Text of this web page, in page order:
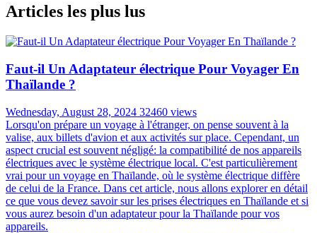
Articles les plus lus
Faut-il Un Adaptateur électrique Pour Voyager En
Thaïlande ?
Wednesday, August 28, 2024 32460 views
Lorsqu'on prépare un voyage à l'étranger, on pense souvent à la
valise, aux billets d'avion et aux activités sur place. Cependant, un
aspect crucial est souvent négligé: la compatibilité de nos appareils
électriques avec le système électrique local. C'est particulièrement
vrai pour un voyage en Thaïlande, où le système électrique diffère
de celui de la France. Dans cet article, nous allons explorer en détail
ce que vous devez savoir sur les prises électriques en Thaïlande et si
vous aurez besoin d'un adaptateur pour la Thaïlande pour vos
appareils.